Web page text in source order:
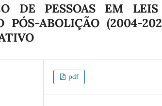
DE PESSOAS EM
PÓS-ABOLIÇÃO (2004-
pdf